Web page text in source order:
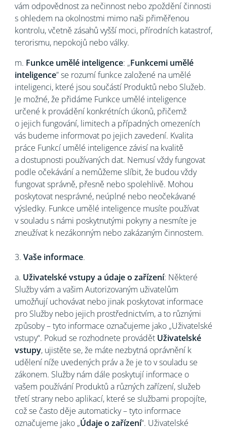
vám odpovědnost za nečinnost nebo zpoždění činnosti
s ohledem na okolnostmi mimo naši přiměřenou
kontrolu, včetně zásahů vyšší moci, přírodních katastrof,
terorismu, nepokojů nebo války.
m. Funkce umělé inteligence: „Funkcemi umělé
inteligence” se rozumí funkce založené na umělé
inteligenci, které jsou součástí Produktů nebo Služeb.
Je možné, že přidáme Funkce umělé inteligence
určené k provádění konkrétních úkonů, přičemž
o jejich fungování, limitech a případných omezeních
vás budeme informovat po jejich zavedení. Kvalita
práce Funkcí umělé inteligence závisí na kvalitě
a dostupnosti používaných dat. Nemusí vždy fungovat
podle očekávání a nemůžeme slíbit, že budou vždy
fungovat správně, přesně nebo spolehlivě. Mohou
poskytovat nesprávné, neúplné nebo neočekávané
výsledky. Funkce umělé inteligence musíte používat
v souladu s námi poskytnutými pokyny a nesmíte je
zneužívat k nezákonným nebo zakázaným činnostem.
3. Vaše informace.
a. Uživatelské vstupy a údaje o zařízení: Některé
Služby vám a vašim Autorizovaným uživatelům
umožňují uchovávat nebo jinak poskytovat informace
pro Služby nebo jejich prostřednictvím, a to různými
způsoby – tyto informace označujeme jako „Uživatelské
vstupy“. Pokud se rozhodnete provádět Uživatelské
vstupy, ujistěte se, že máte nezbytná oprávnění k
udělení níže uvedených práv a že je to v souladu se
zákonem. Služby nám dále poskytují informace o
vašem používání Produktů a různých zařízení, služeb
třetí strany nebo aplikací, které se službami propojíte,
což se často děje automaticky – tyto informace
označujeme jako „Údaje o zařízení“. Uživatelské